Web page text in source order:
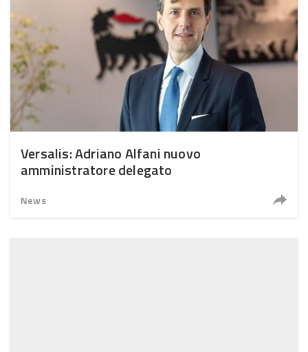
Versalis: Adriano Alfani nuovo
amministratore delegato
News